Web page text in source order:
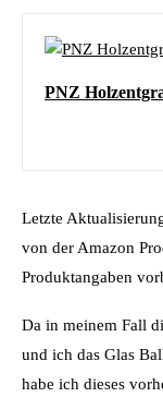
PNZ
Letzte
von der Amazon
Produktangaben
Da in meinem Fall
und ich das Glas
habe ich dieses